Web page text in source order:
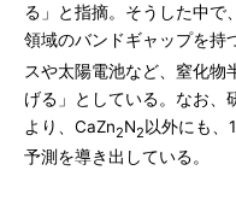
る」と指摘。そうした中で
領域のバンドギャップを持
スや太陽電池など、窒化物
げる」としている。なお、
より、CaZn2N2以外にも、
予測を導き出している。